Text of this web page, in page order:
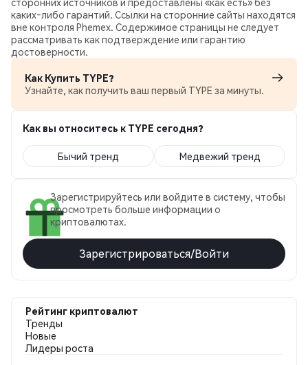
каких‑либо гарантий. Ссылки на сторонние сайты находятся
вне контроля Phemex. Содержимое страницы не следует
рассматривать как подтверждение или гарантию
достоверности.
Как Купить TYPE?
Узнайте, как получить ваш первый TYPE за минуты.
Как вы относитесь к TYPE сегодня?
Бычий тренд Медвежий тренд
Зарегистрируйтесь или войдите в систему, чтобы
просмотреть больше информации о
криптовалютах.
Зарегистрироваться/Войти
Рейтинг криптовалют
Тренды
Новые
Лидеры роста